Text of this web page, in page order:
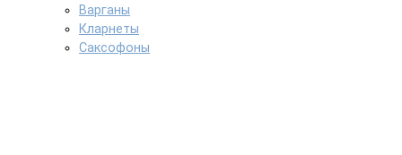
Варганы
Кларнеты
Саксофоны